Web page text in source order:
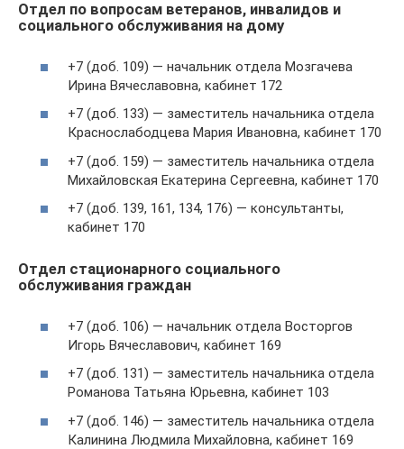
Отдел по вопросам ветеранов, инвалидов и
социального обслуживания на дому
+7 (доб. 109) — начальник отдела Мозгачева
Ирина Вячеславовна, кабинет 172
+7 (доб. 133) — заместитель начальника отдела
Краснослабодцева Мария Ивановна, кабинет 170
+7 (доб. 159) — заместитель начальника отдела
Михайловская Екатерина Сергеевна, кабинет 170
+7 (доб. 139, 161, 134, 176) — консультанты,
кабинет 170
Отдел стационарного социального
обслуживания граждан
+7 (доб. 106) — начальник отдела Восторгов
Игорь Вячеславович, кабинет 169
+7 (доб. 131) — заместитель начальника отдела
Романова Татьяна Юрьевна, кабинет 103
+7 (доб. 146) — заместитель начальника отдела
Калинина Людмила Михайловна, кабинет 169